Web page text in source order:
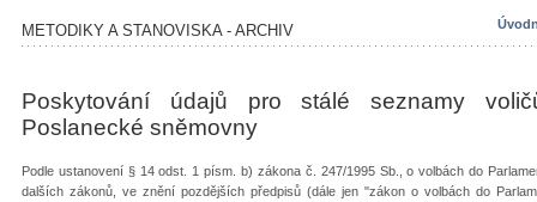
METODIKY A STANOVISKA - ARCHIV
Poskytování údajů pro stálé seznamy
Poslanecké sněmovny
Podle ustanovení § 14 odst. 1 písm. b) zákona č. 247/1995 Sb., o volbách do
dalších zákonů, ve znění pozdějších předpisů (dále jen "zákon o volbách do